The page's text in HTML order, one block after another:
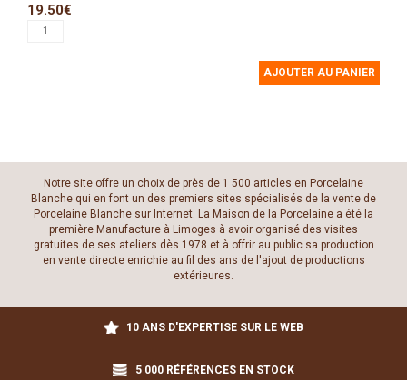
19.50€
AJOUTER AU PANIER
Notre site offre un choix de près de 1 500 articles en Porcelaine
Blanche qui en font un des premiers sites spécialisés de la vente de
Porcelaine Blanche sur Internet. La Maison de la Porcelaine a été la
première Manufacture à Limoges à avoir organisé des visites
gratuites de ses ateliers dès 1978 et à offrir au public sa production
en vente directe enrichie au fil des ans de l'ajout de productions
extérieures.
10 ANS D'EXPERTISE SUR LE WEB
5 000 RÉFÉRENCES EN STOCK